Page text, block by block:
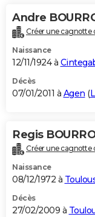
Andre
Créer une cagnotte
Naissance
12/11/1924 à
Décès
07/01/2011 à Agen (
Regis
Créer une cagnotte
Naissance
08/12/1972 à
Décès
27/02/2009 à